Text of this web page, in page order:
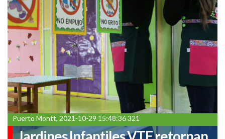
Puerto Montt, 2021-10-29 15:48:36 321